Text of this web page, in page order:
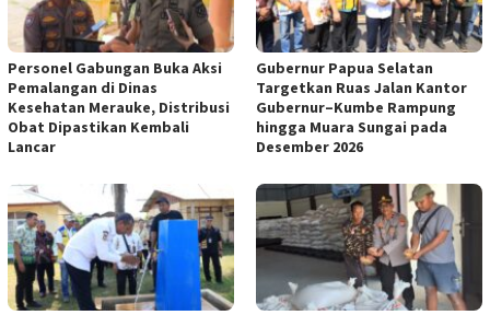
Personel Gabungan Buka Aksi
Pemalangan di Dinas
Kesehatan Merauke, Distribusi
Obat Dipastikan Kembali
Lancar
Gubernur Papua Selatan
Targetkan Ruas Jalan Kantor
Gubernur–Kumbe Rampung
hingga Muara Sungai pada
Desember 2026